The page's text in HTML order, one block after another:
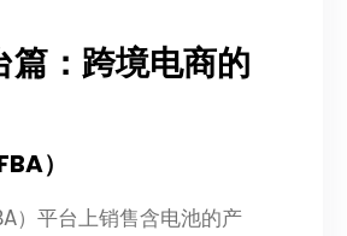
篇：跨境电商的
）
）平台上销售含电池的产